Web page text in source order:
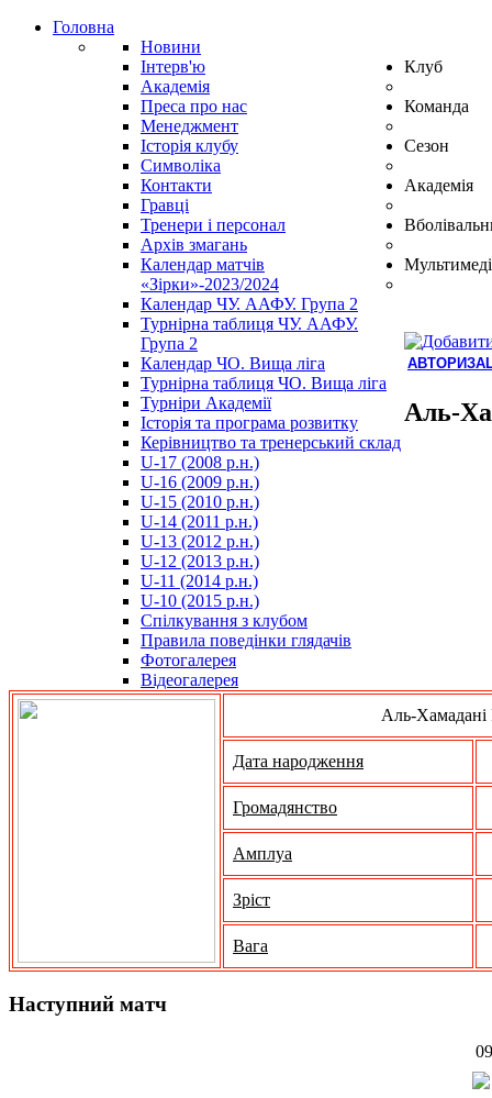
Головна
Новини
Інтерв'ю
Академія
Преса про нас
Клуб
Менеджмент
Історія клубу
Символіка
Контакти
Команда
Гравці
Тренери і персонал
Архів змагань
Сезон
Календар матчів
«Зірки»-2023/2024
Календар ЧУ. ААФУ. Група 2
Турнірна таблиця ЧУ. ААФУ.
Група 2
Календар ЧО. Вища ліга
Турнірна таблиця ЧО. Вища ліга
Академія
Турніри Академії
Історія та програма розвитку
Керівництво та тренерський склад
U-17 (2008 р.н.)
U-16 (2009 р.н.)
U-15 (2010 р.н.)
U-14 (2011 р.н.)
U-13 (2012 р.н.)
U-12 (2013 р.н.)
U-11 (2014 р.н.)
U-10 (2015 р.н.)
Спілкування з клубом
Правила поведінки глядачів
Фотогалерея
Відеогалерея
Аль-
Аль-Хамадані
Дата народження
Громадянство
Амплуа
Зріст
Вага
Наступний матч